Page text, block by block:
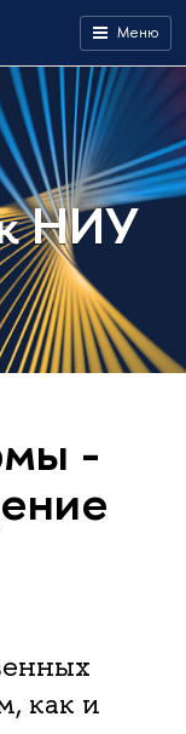
Меню
НИУ
-
как и